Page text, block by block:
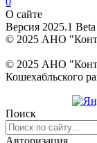
О сайте
Версия 2025.1 Beta
© 2025 АНО
© 2025 АНО
Кошехабльского
Поиск
Авторизация